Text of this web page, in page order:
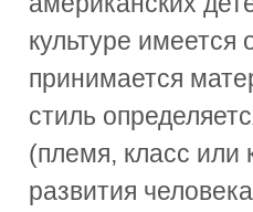
культуре имеется
принимается
стиль
(племя, класс или
развития